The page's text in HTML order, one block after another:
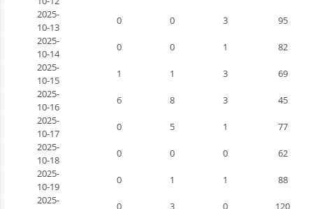
2025-
10-13
0 0 3
95
2025-
10-14
0 0 1
82
2025-
10-15
1 1 3
69
2025-
10-16
6 8 3
45
2025-
10-17
0 5 1
77
2025-
10-18
0 0 0
62
2025-
10-19
0 1 1
88
2025-
0 3 0
120